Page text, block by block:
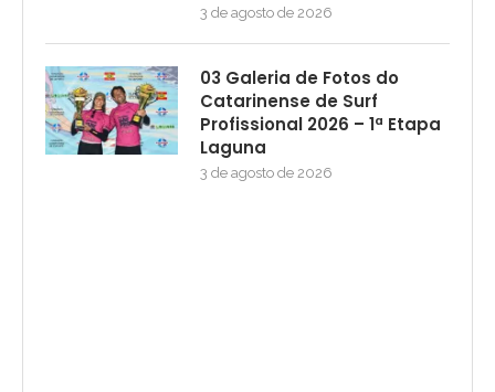
3 de agosto de 2026
03 Galeria de Fotos do
Catarinense de Surf
Profissional 2026 – 1ª Etapa
Laguna
3 de agosto de 2026